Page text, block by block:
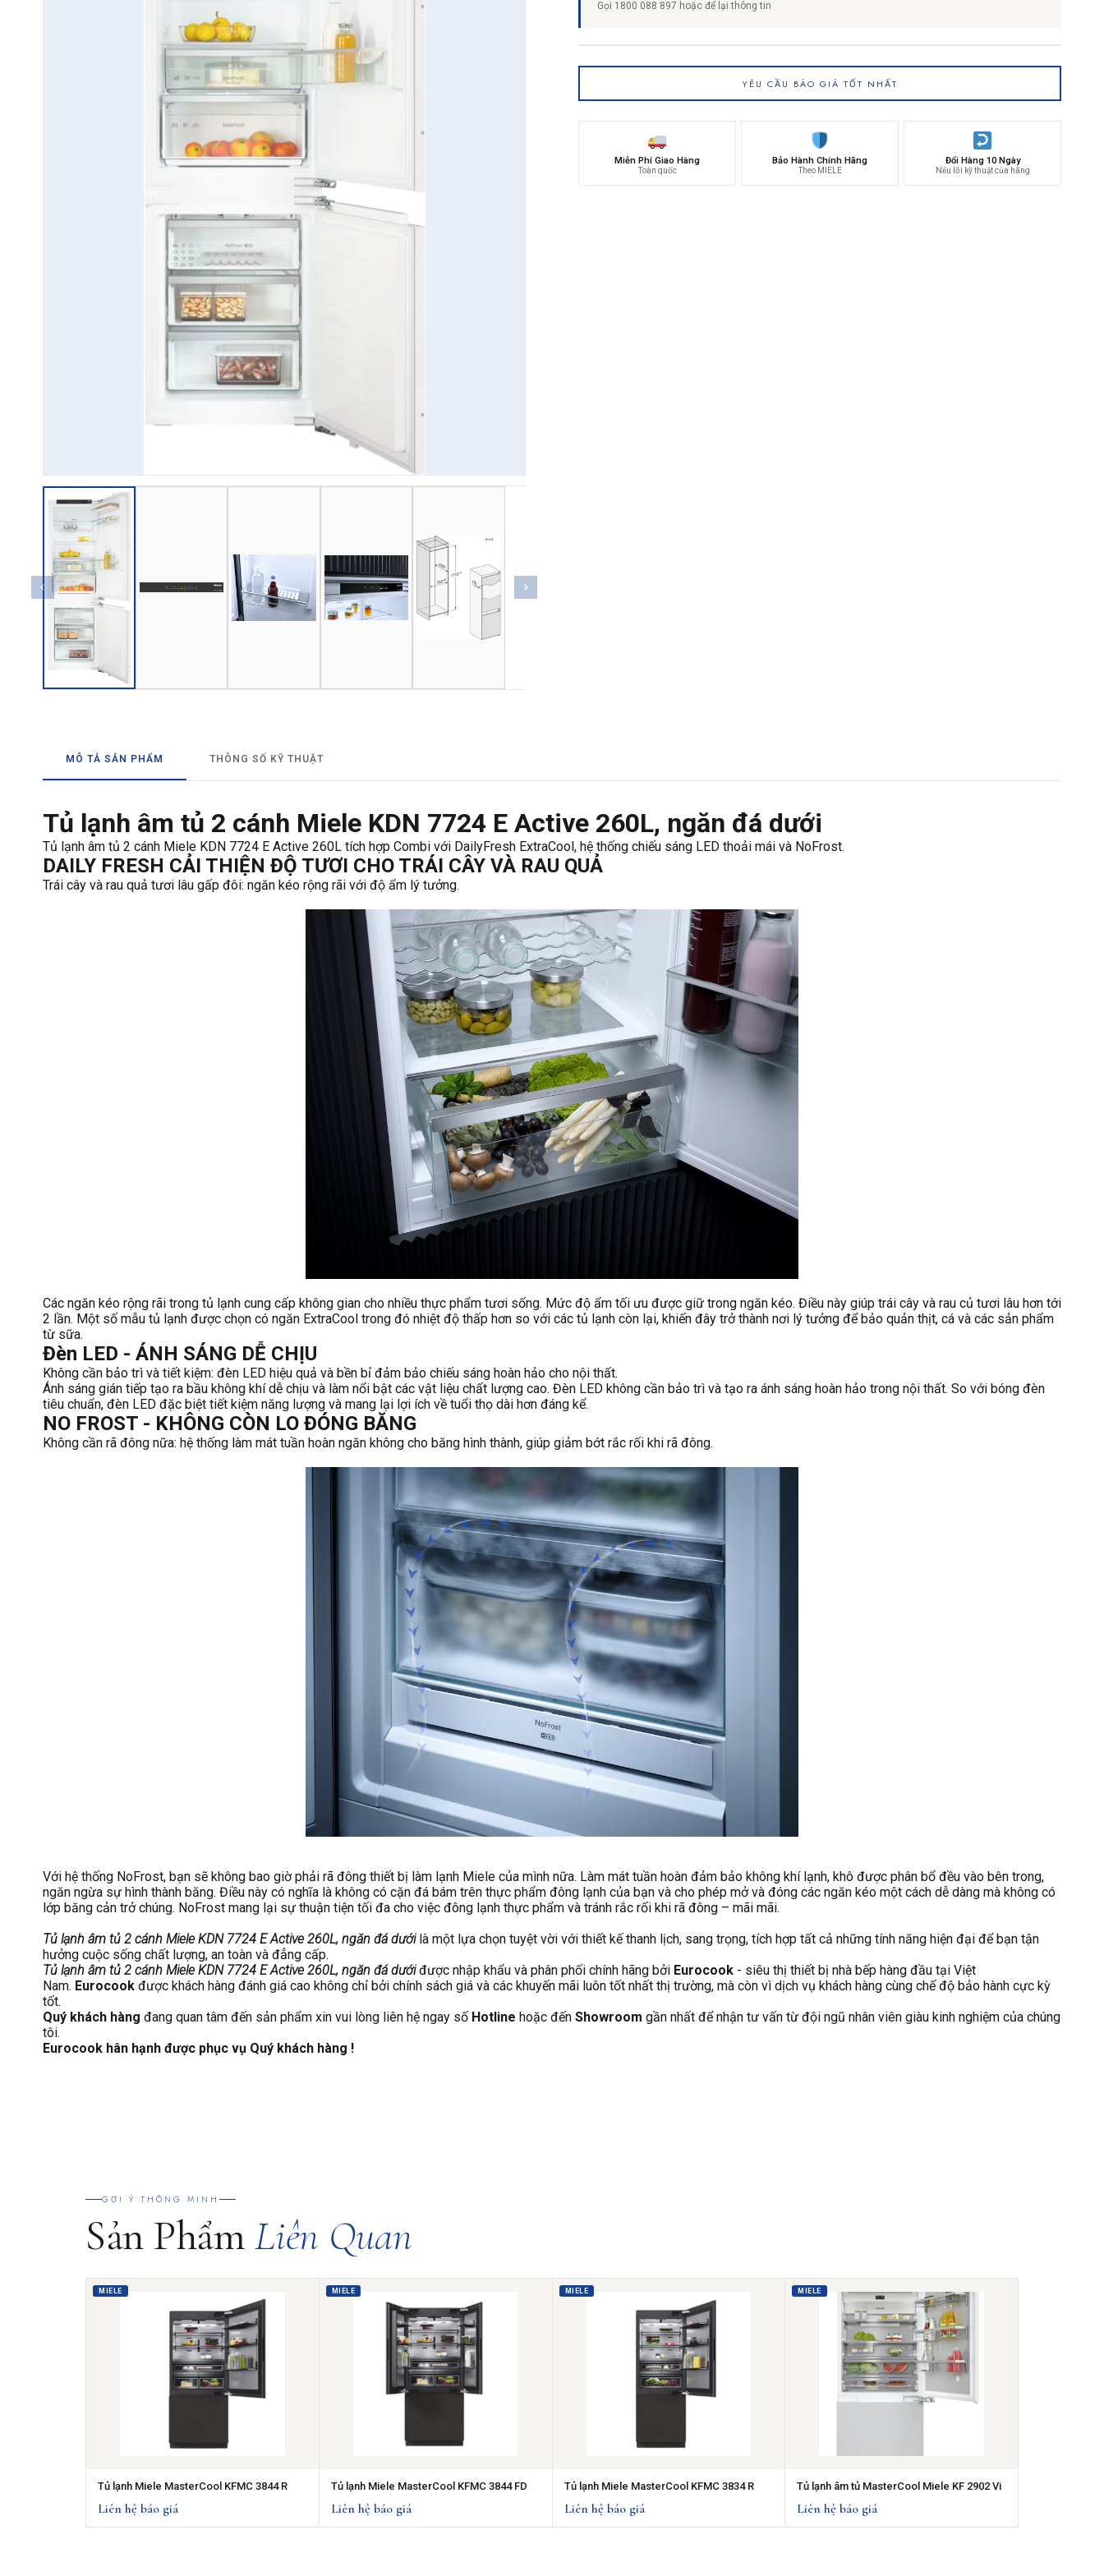
→ GỬI YÊU CẦU BÁO GIÁ
Gọi 1800 088 897 hoặc để lại thông tin
YÊU CẦU BÁO GIÁ TỐT NHẤT
Miễn Phí Giao Hàng
Toàn quốc
Bảo Hành Chính Hãng
Theo MIELE
Đổi Hàng 10 Ngày
Nếu lỗi kỹ thuật của hãng
MÔ TẢ SẢN PHẨM THÔNG SỐ KỸ THUẬT
Tủ lạnh âm tủ 2 cánh Miele KDN 7724 E Active 260L, ngăn đá dưới
Tủ lạnh âm tủ 2 cánh Miele KDN 7724 E Active 260L tích hợp Combi với DailyFresh ExtraCool, hệ thống chiếu sáng LED thoải mái và NoFrost.
DAILY FRESH CẢI THIỆN ĐỘ TƯƠI CHO TRÁI CÂY VÀ RAU QUẢ
Trái cây và rau quả tươi lâu gấp đôi: ngăn kéo rộng rãi với độ ẩm lý tưởng.
Các ngăn kéo rộng rãi trong tủ lạnh cung cấp không gian cho nhiều thực phẩm tươi sống. Mức độ ẩm tối ưu được giữ trong ngăn kéo. Điều này giúp trái cây và rau củ tươi lâu hơn tới
2 lần. Một số mẫu tủ lạnh được chọn có ngăn ExtraCool trong đó nhiệt độ thấp hơn so với các tủ lạnh còn lại, khiến đây trở thành nơi lý tưởng để bảo quản thịt, cá và các sản phẩm
từ sữa.
Đèn LED - ÁNH SÁNG DỄ CHỊU
Không cần bảo trì và tiết kiệm: đèn LED hiệu quả và bền bỉ đảm bảo chiếu sáng hoàn hảo cho nội thất.
Ánh sáng gián tiếp tạo ra bầu không khí dễ chịu và làm nổi bật các vật liệu chất lượng cao. Đèn LED không cần bảo trì và tạo ra ánh sáng hoàn hảo trong nội thất. So với bóng đèn
tiêu chuẩn, đèn LED đặc biệt tiết kiệm năng lượng và mang lại lợi ích về tuổi thọ dài hơn đáng kể.
NO FROST - KHÔNG CÒN LO ĐÓNG BĂNG
Không cần rã đông nữa: hệ thống làm mát tuần hoàn ngăn không cho băng hình thành, giúp giảm bớt rắc rối khi rã đông.
Với hệ thống NoFrost, bạn sẽ không bao giờ phải rã đông thiết bị làm lạnh Miele của mình nữa. Làm mát tuần hoàn đảm bảo không khí lạnh, khô được phân bổ đều vào bên trong,
ngăn ngừa sự hình thành băng. Điều này có nghĩa là không có cặn đá bám trên thực phẩm đông lạnh của bạn và cho phép mở và đóng các ngăn kéo một cách dễ dàng mà không có
lớp băng cản trở chúng. NoFrost mang lại sự thuận tiện tối đa cho việc đông lạnh thực phẩm và tránh rắc rối khi rã đông – mãi mãi.
Tủ lạnh âm tủ 2 cánh Miele KDN 7724 E Active 260L, ngăn đá dướilà một lựa chọn tuyệt vời với thiết kế thanh lịch, sang trọng, tích hợp tất cả những tính năng hiện đại để bạn tận
hưởng cuộc sống chất lượng, an toàn và đẳng cấp.
Tủ lạnh âm tủ 2 cánh Miele KDN 7724 E Active 260L, ngăn đá dưới được nhập khẩu và phân phối chính hãng bởi Eurocook - siêu thị thiết bị nhà bếp hàng đầu tại Việt
Nam. Eurocook được khách hàng đánh giá cao không chỉ bởi chính sách giá và các khuyến mãi luôn tốt nhất thị trường, mà còn vì dịch vụ khách hàng cùng chế độ bảo hành cực kỳ
tốt.
Quý khách hàng đang quan tâm đến sản phẩm xin vui lòng liên hệ ngay số Hotline hoặc đến Showroom gần nhất để nhận tư vấn từ đội ngũ nhân viên giàu kinh nghiệm của chúng
tôi.
Eurocook hân hạnh được phục vụ Quý khách hàng !
GỢI Ý THÔNG MINH
Sản PhẩmLiên Quan
MIELE
Tủ lạnh Miele MasterCool KFMC 3844 R
Liên hệ báo giá
MIELE
Tủ lạnh Miele MasterCool KFMC 3844 FD
Liên hệ báo giá
MIELE
Tủ lạnh Miele MasterCool KFMC 3834 R
Liên hệ báo giá
MIELE
Tủ lạnh âm tủ MasterCool Miele KF 2902 Vi
Liên hệ báo giá